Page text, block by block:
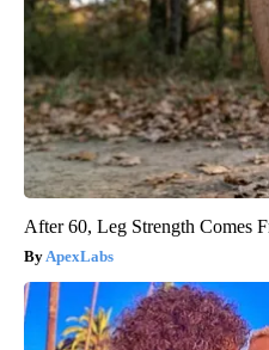
After 60, Leg Strength Comes
ApexLabs